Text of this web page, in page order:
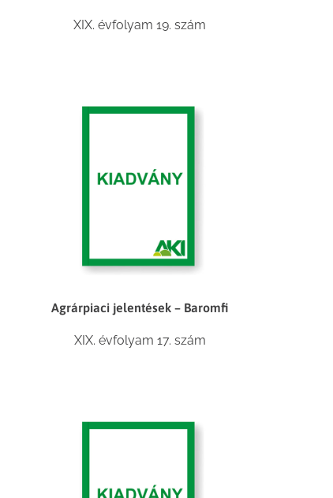
XIX. évfolyam 19. szám
Agrárpiaci jelentések – Baromfi
XIX. évfolyam 17. szám